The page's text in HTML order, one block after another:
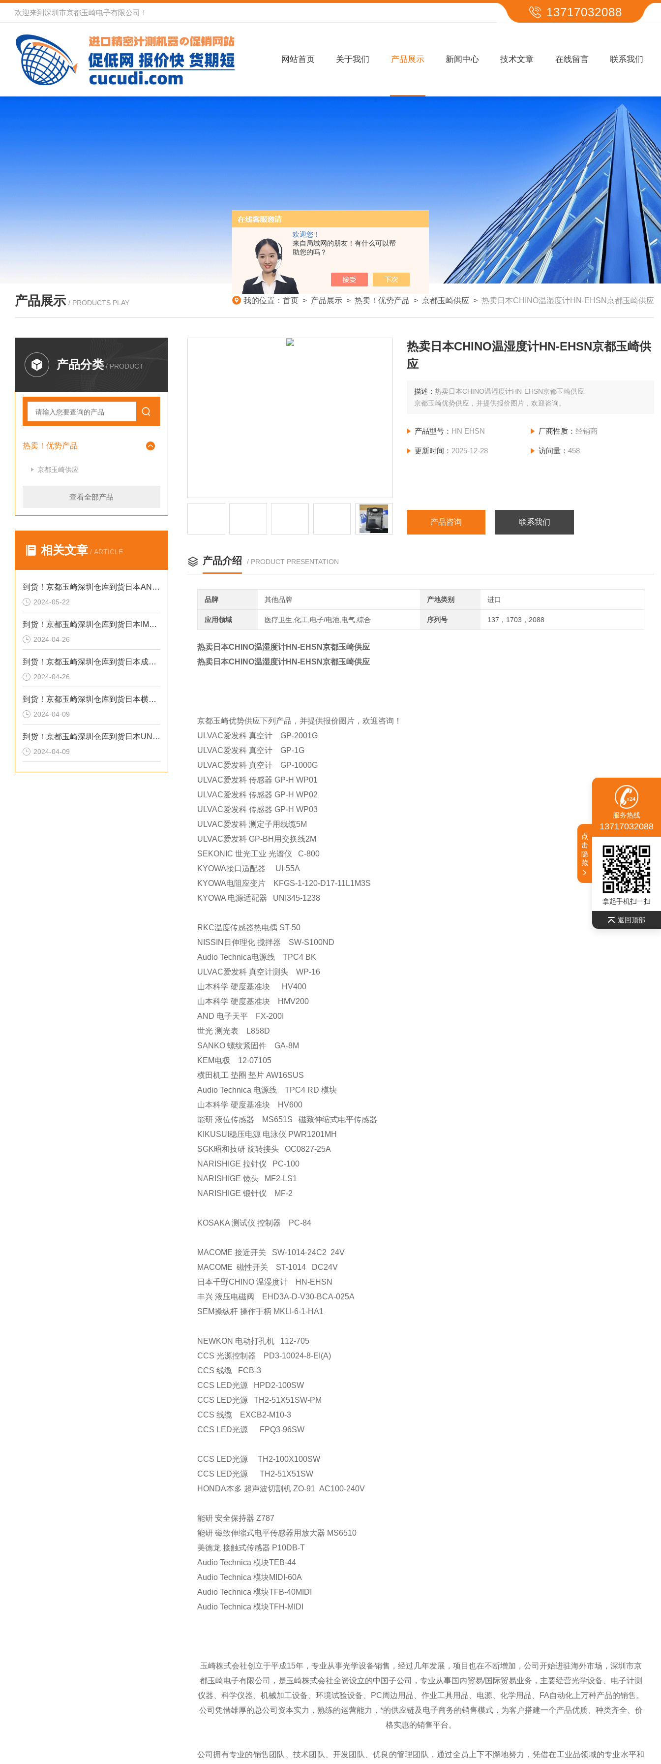
欢迎您！
来自局域网的朋友！有什么可以帮
助您的吗？
欢迎来到深圳市京都玉崎电子有限公司！ 13717032088
网站首页 关于我们 产品展示 新闻中心 技术文章 在线留言 联系我们
产品展示 / PRODUCTS PLAY 我的位置： 首页 > 产品展示 > 热卖！优势产品 > 京都玉崎供应 > 热卖日本CHINO温湿度计HN-EHSN京都玉崎供应
产品分类 / PRODUCT
热卖！优势产品
京都玉崎供应
查看全部产品
相关文章 / ARTICLE
到货！京都玉崎深圳仓库到货日本AND 电子秤HV-60KCEP
2024-05-22
到货！京都玉崎深圳仓库到货日本IMADA 推拉力计 DST-20N
2024-04-26
到货！京都玉崎深圳仓库到货日本成茂锻针仪MF2
2024-04-26
到货！京都玉崎深圳仓库到货日本横河 电导率仪传感器 SC8SG-R31-T-305-P1-A
2024-04-09
到货！京都玉崎深圳仓库到货日本UNITTA音波式皮带张力计U-550替换U-508
2024-04-09
热卖日本CHINO温湿度计HN-EHSN京都玉崎供
应
描述：热卖日本CHINO温湿度计HN-EHSN京都玉崎供应
京都玉崎优势供应，并提供报价图片，欢迎咨询。
产品型号： HN EHSN 厂商性质： 经销商
更新时间： 2025-12-28 访问量： 458
产品咨询 联系我们
产品介绍 / PRODUCT PRESENTATION
品牌 其他品牌 产地类别 进口
应用领域 医疗卫生,化工,电子/电池,电气,综合 序列号 137，1703，2088
热卖日本CHINO温湿度计HN-EHSN京都玉崎供应
热卖日本CHINO温湿度计HN-EHSN京都玉崎供应
京都玉崎优势供应下列产品，并提供报价图片，欢迎咨询！
ULVAC爱发科 真空计 GP-2001G
ULVAC爱发科 真空计 GP-1G
ULVAC爱发科 真空计 GP-1000G
ULVAC爱发科 传感器 GP-H WP01
ULVAC爱发科 传感器 GP-H WP02
ULVAC爱发科 传感器 GP-H WP03
ULVAC爱发科 测定子用线缆5M
ULVAC爱发科 GP-BH用交换线2M
SEKONIC 世光工业 光谱仪 C-800
KYOWA接口适配器 UI-55A
KYOWA电阻应变片 KFGS-1-120-D17-11L1M3S
KYOWA 电源适配器 UNI345-1238
RKC温度传感器热电偶 ST-50
NISSIN日伸理化 搅拌器 SW-S100ND
Audio Technica电源线 TPC4 BK
ULVAC爱发科 真空计测头 WP-16
山本科学 硬度基准块 HV400
山本科学 硬度基准块 HMV200
AND 电子天平 FX-200I
世光 测光表 L858D
SANKO 螺纹紧固件 GA-8M
KEM电极 12-07105
横田机工 垫圈 垫片 AW16SUS
Audio Technica 电源线 TPC4 RD 模块
山本科学 硬度基准块 HV600
能研 液位传感器 MS651S 磁致伸缩式电平传感器
KIKUSUI稳压电源 电泳仪 PWR1201MH
SGK昭和技研 旋转接头 OC0827-25A
NARISHIGE 拉针仪 PC-100
NARISHIGE 镜头 MF2-LS1
NARISHIGE 锻针仪 MF-2
KOSAKA 测试仪 控制器 PC-84
MACOME 接近开关 SW-1014-24C2 24V
MACOME 磁性开关 ST-1014 DC24V
日本千野CHINO 温湿度计 HN-EHSN
丰兴 液压电磁阀 EHD3A-D-V30-BCA-025A
SEM操纵杆 操作手柄 MKLI-6-1-HA1
NEWKON 电动打孔机 112-705
CCS 光源控制器 PD3-10024-8-EI(A)
CCS 线缆 FCB-3
CCS LED光源 HPD2-100SW
CCS LED光源 TH2-51X51SW-PM
CCS 线缆 EXCB2-M10-3
CCS LED光源 FPQ3-96SW
CCS LED光源 TH2-100X100SW
CCS LED光源 TH2-51X51SW
HONDA本多 超声波切割机 ZO-91 AC100-240V
能研 安全保持器 Z787
能研 磁致伸缩式电平传感器用放大器 MS6510
美德龙 接触式传感器 P10DB-T
Audio Technica 模块TEB-44
Audio Technica 模块MIDI-60A
Audio Technica 模块TFB-40MIDI
Audio Technica 模块TFH-MIDI
玉崎株式会社创立于平成15年，专业从事光学设备销售，经过几年发展，项目也在不断增加，公司开始进驻海外市场，深圳市京
都玉崎电子有限公司，是玉崎株式会社全资设立的中国子公司，专业从事国内贸易/国际贸易业务，主要经营光学设备、电子计测
仪器、科学仪器、机械加工设备、环境试验设备、PC周边用品、作业工具用品、电源、化学用品、FA自动化 上万种产品的销售。
公司凭借雄厚的总公司资本实力，熟练的运营能力，*的供应链及电子商务的销售模式，为客户搭建一个产品优质、种类齐全、价
格实惠的销售平台。
公司拥有专业的销售团队、技术团队、开发团队、优良的管理团队，通过全员上下不懈地努力，凭借在工业品领域的专业水平和
服务热线
13717032088
拿起手机扫一扫
返回顶部
点
击
隐
藏